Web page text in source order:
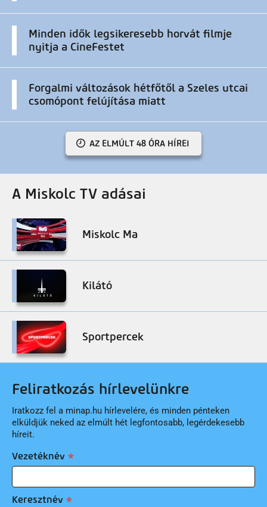
Minden idők legsikeresebb horvát filmje
nyitja a CineFestet
Forgalmi változások hétfőtől a Szeles utcai
csomópont felújítása miatt
AZ ELMÚLT 48 ÓRA HÍREI
A Miskolc TV adásai
Miskolc Ma
Kilátó
Sportpercek
Feliratkozás hírlevelünkre
Iratkozz fel a minap.hu hírlevelére, és minden pénteken
elküldjük neked az elmúlt hét legfontosabb, legérdekesebb
híreit.
Vezetéknév
Keresztnév